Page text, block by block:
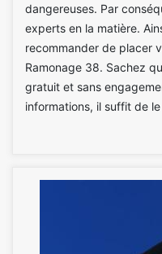
dangereuses. Par
experts en la matière.
recommander de placer
Ramonage 38. Sachez
gratuit et sans
informations, il suffit de